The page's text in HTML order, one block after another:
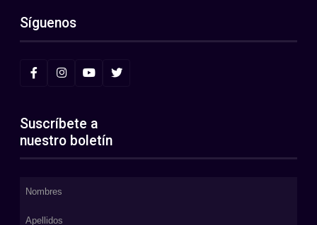
Síguenos
Suscríbete a
nuestro boletín